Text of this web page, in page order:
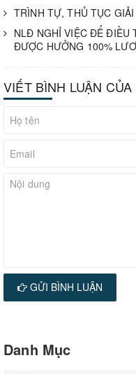
TRÌNH TỰ, THỦ TỤC
NLĐ NGHỈ VIỆC ĐỂ ĐIỀU
ĐƯỢC HƯỞNG 100%
VIẾT BÌNH LUẬN CỦA
GỬI BÌNH LUẬN
Danh Mục